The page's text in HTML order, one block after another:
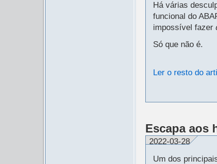
Há várias
funcional do
impossível fazer
Só que não é.
Ler o resto do
Escapa aos
2022-03-28
Um dos